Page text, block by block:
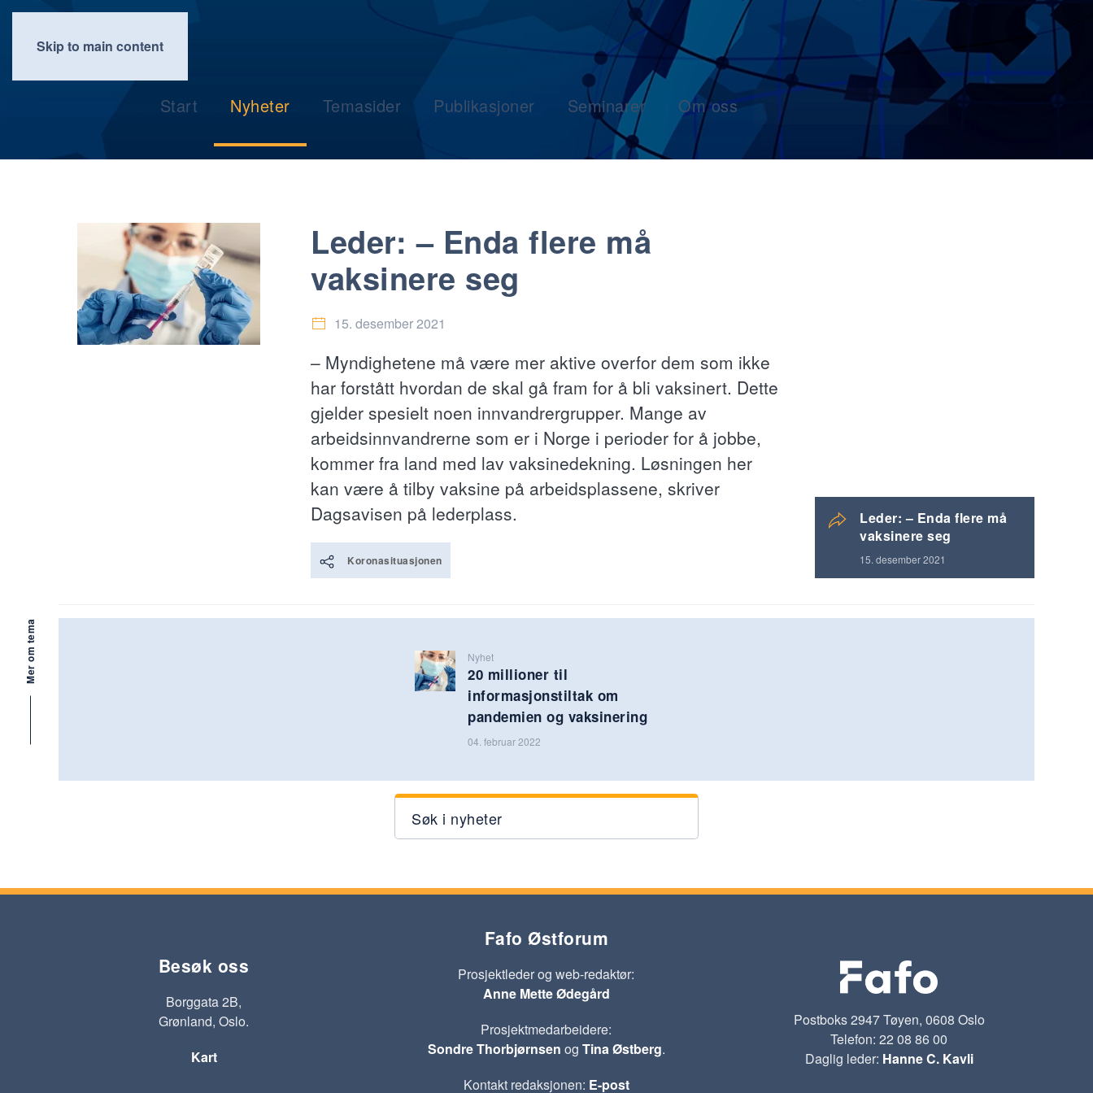
Skip to main content
Start Nyheter Temasider Publikasjoner Seminarer Om oss
Leder: – Enda flere må
vaksinere seg
15. desember 2021
– Myndighetene må være mer aktive overfor dem som ikke
har forstått hvordan de skal gå fram for å bli vaksinert. Dette
gjelder spesielt noen innvandrergrupper. Mange av
arbeidsinnvandrerne som er i Norge i perioder for å jobbe,
kommer fra land med lav vaksinedekning. Løsningen her
kan være å tilby vaksine på arbeidsplassene, skriver
Dagsavisen på lederplass.
Koronasituasjonen
Leder: – Enda flere må
vaksinere seg
15. desember 2021
Nyhet
20 millioner til
informasjonstiltak om
pandemien og vaksinering
04. februar 2022
Mer om tema
Søk i nyheter
Besøk oss
Borggata 2B,
Grønland, Oslo.
Kart
Fafo Østforum
Prosjektleder og web-redaktør:
Anne Mette Ødegård
Prosjektmedarbeidere:
Sondre Thorbjørnsen og Tina Østberg.
Kontakt redaksjonen: E-post
Postboks 2947 Tøyen, 0608 Oslo
Telefon: 22 08 86 00
Daglig leder: Hanne C. Kavli